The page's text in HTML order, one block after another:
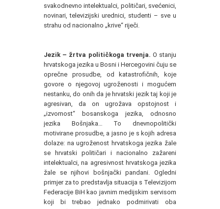
svakodnevno intelektualci, političari, svećenici,
novinari, televizijski urednici, studenti – sve u
strahu od nacionalno „krive“ riječi.
Jezik – žrtva političkoga trvenja. O stanju
hrvatskoga jezika u Bosni i Hercegovini čuju se
oprečne prosudbe, od katastrofičnih, koje
govore o njegovoj ugroženosti i mogućem
nestanku, do onih da je hrvatski jezik taj koji je
agresivan, da on ugrožava opstojnost i
„izvornost“ bosanskoga jezika, odnosno
jezika Bošnjaka… To dnevnopolitički
motivirane prosudbe, a jasno je s kojih adresa
dolaze: na ugroženost hrvatskoga jezika žale
se hrvatski političari i nacionalno zažareni
intelektualci, na agresivnost hrvatskoga jezika
žale se njihovi bošnjački pandani. Ogledni
primjer za to predstavlja situacija s Televizijom
Federacije BiH kao javnim medijskim servisom
koji bi trebao jednako podmirivati oba